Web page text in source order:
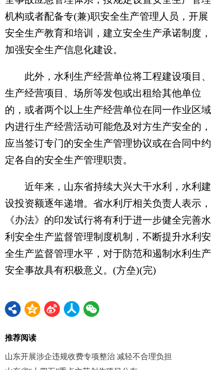
机构或者配备专(兼)职安全生产管理人员，开展
安全生产教育和培训，建立安全生产承诺制度，
加强安全生产信息化建设。
此外，水利生产经营单位将工程建设项目、
生产经营项目、场所等发包或出租给其他单位
的，或者两个以上生产经营单位在同一作业区域
内进行生产经营活动可能危及对方生产安全的，
应当签订专门的安全生产管理协议或在合同中约
定各自的安全生产管理职责。
近年来，山东省持续大兴大干水利，水利建
设投资额逐年递增。省水利厅相关负责人表示，
《办法》的印发试行将有利于进一步健全完善水
利安全生产监督管理制度机制，不断提升水利安
全生产监督管理水平，对于防范和遏制水利生产
安全事故具有积极意义。(方垒)(完)
推荐阅读
山东开展涉企违规收费专项整治 减轻不合理负担